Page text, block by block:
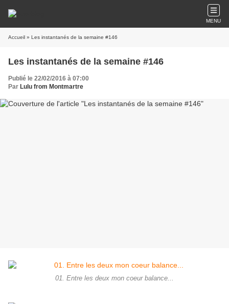
MENU
Accueil » Les instantanés de la semaine #146
Les instantanés de la semaine #146
Publié le 22/02/2016 à 07:00
Par Lulu from Montmartre
01. Entre les deux mon coeur balance...